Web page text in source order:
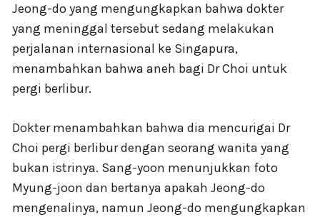
Jeong-do yang mengungkapkan bahwa dokter
yang meninggal tersebut sedang melakukan
perjalanan internasional ke Singapura,
menambahkan bahwa aneh bagi Dr Choi untuk
pergi berlibur.
Dokter menambahkan bahwa dia mencurigai Dr
Choi pergi berlibur dengan seorang wanita yang
bukan istrinya. Sang-yoon menunjukkan foto
Myung-joon dan bertanya apakah Jeong-do
mengenalinya, namun Jeong-do mengungkapkan